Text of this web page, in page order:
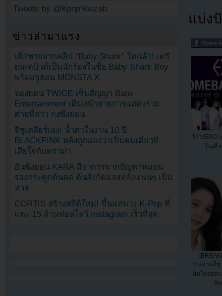
แบ่ง
ว้าว!!EXO
ในเดื
รายงานจีซู
อันโบฮยอ
สั
Tweets by @KpopYouzab
ข่าวล่ามาแรง
เด็กชายจากคลิป “Baby Shark” โตแล้ว! เตรี
ยมเดบิวต์เป็นนักร้องในชื่อ Baby Shark Boy
พร้อมจูฮอน MONSTA X
จองยอน TWICE เซ็นสัญญา Baro
Entertainment เดินหน้าสายการแสดงร่วม
ค่ายพี่สาว กงซึงยอน
จีซูเคลียร์เอง! น้ำตาในงาน 10 ปี
BLACKPINK หลังถูกมองว่าเป็นคนเดียวที่
เสียใจกับดราม่า
ฮันซึงยอน KARA มีอาการจากปัญหาหมอน
รองกระดูกต้นคอ ต้นสังกัดแจงหลังแฟนๆ เป็น
ห่วง
CORTIS สร้างสถิติใหม่! ขึ้นแท่นวง K-Pop ที่
แตะ 15 ล้านฟอลโลว์ Instagram เร็วที่สุด